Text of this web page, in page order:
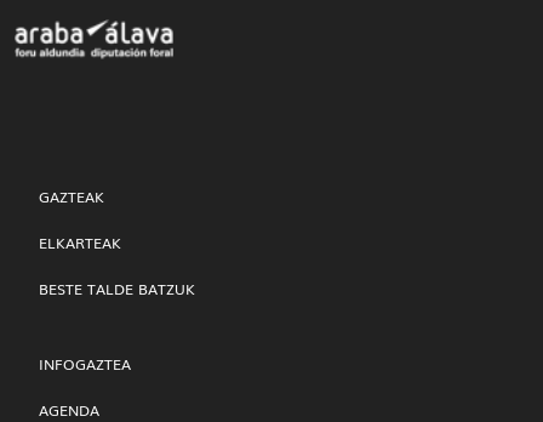
GAZTEAK
ELKARTEAK
BESTE TALDE BATZUK
INFOGAZTEA
AGENDA